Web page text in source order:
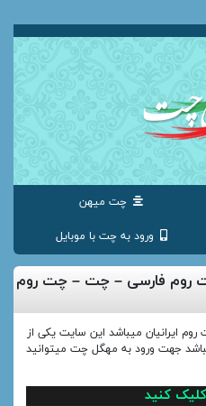
چت میهن
ورود به چت با موبایل
فارسی – چت – چت روم
ایرانیان میباشد این سایت یکی از
جهت ورود به مهگل چت میتوانید
کلیک کنید